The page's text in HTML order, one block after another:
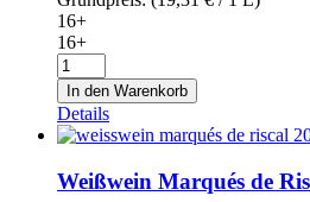
16+
16+
Weißwein
Martin
Códax
Albariño
2019
0,75l
Menge
In den Warenkorb
Details
Weißwein Marqués de